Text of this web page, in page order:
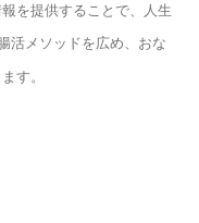
を提供することで、人生
活メソッドを広め、おな
す。